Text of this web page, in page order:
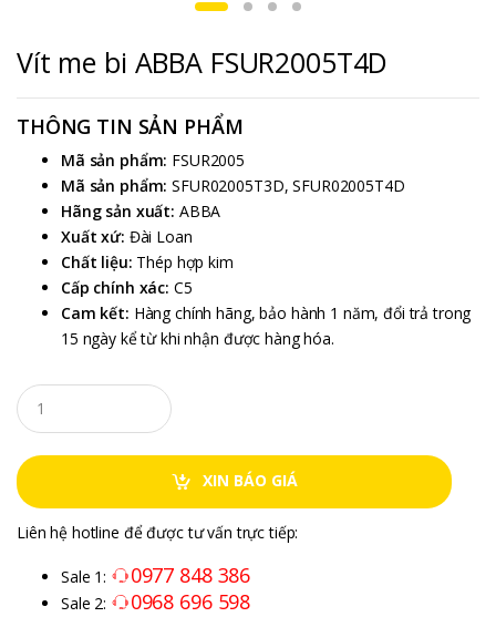
Vít me bi ABBA FSUR2005T4D
THÔNG TIN SẢN PHẨM
Mã sản phẩm: FSUR2005
Mã sản phẩm:SFUR02005T3D, SFUR02005T4D
Hãng sản xuất: ABBA
Xuất xứ: Đài Loan
Chất liệu: Thép hợp kim
Cấp chính xác: C5
Cam kết: Hàng chính hãng, bảo hành 1 năm, đổi trả trong
15 ngày kể từ khi nhận được hàng hóa.
XIN BÁO GIÁ
Liên hệ hotline để được tư vấn trực tiếp:
Sale 1: 0977 848 386
Sale 2: 0968 696 598